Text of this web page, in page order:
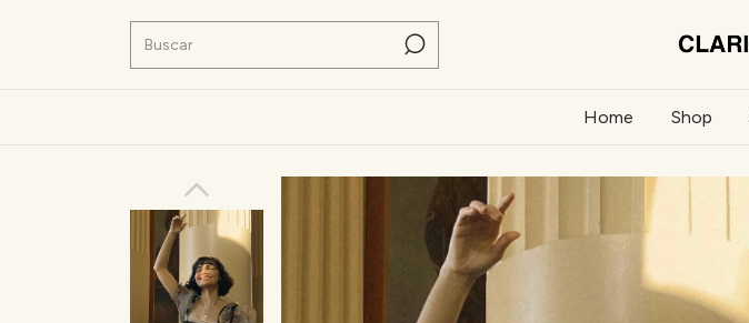
Home Shop